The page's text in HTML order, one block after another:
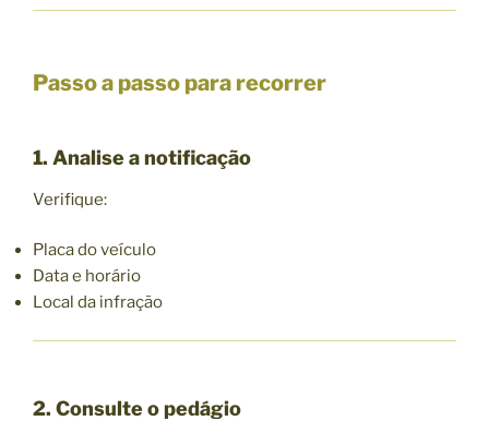
Passo a passo para recorrer
1. Analise a notificação
Verifique:
Placa do veículo
Data e horário
Local da infração
2. Consulte o pedágio